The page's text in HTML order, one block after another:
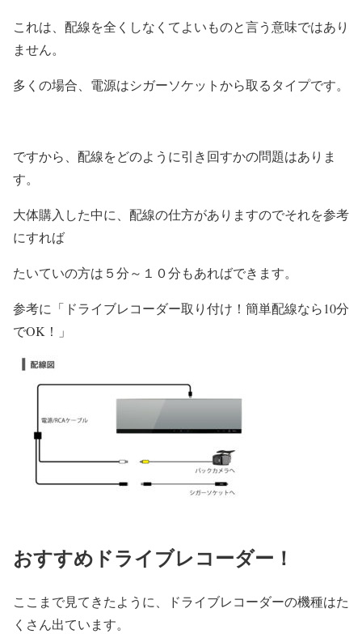
これは、配線を全くしなくてよいものと言う意味ではあり
ません。
多くの場合、電源はシガーソケットから取るタイプです。
ですから、配線をどのように引き回すかの問題はありま
す。
大体購入した中に、配線の仕方がありますのでそれを参考
にすれば
たいていの方は５分～１０分もあればできます。
参考に「ドライブレコーダー取り付け！簡単配線なら10分
でOK！」
おすすめドライブレコーダー！
ここまで見てきたように、ドライブレコーダーの機種はた
くさん出ています。